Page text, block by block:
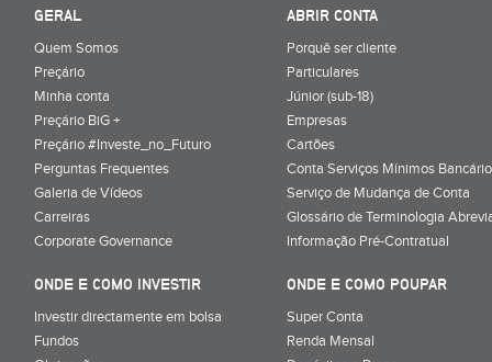
GERAL
Quem Somos
Preçário
Minha conta
Preçário BiG +
Preçário #Investe_no_Futuro
Perguntas Frequentes
Galeria de Vídeos
Carreiras
Corporate Governance
ABRIR CONTA
Porquê ser cliente
Particulares
Júnior (sub-18)
Empresas
Cartões
Conta Serviços Mínimos
Serviço de Mudança de Conta
Glossário de Terminologia
Informação Pré-Contratual
ONDE E COMO INVESTIR
Investir directamente em bolsa
Fundos
ONDE E COMO POUPAR
Super Conta
Renda Mensal